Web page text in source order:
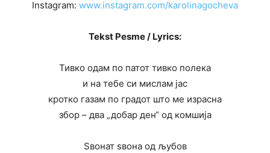
Instagram: www.instagram.com/karolinagocheva
Tekst Pesme / Lyrics:
Тивко одам по патот тивко полека
и на тебе си мислам јас
кротко газам по градот што ме израсна
збор – два „добар ден“ од комшија
Ѕвонат ѕвона од љубов